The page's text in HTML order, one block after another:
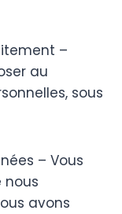
–
au
sous
– Vous
nous
avons